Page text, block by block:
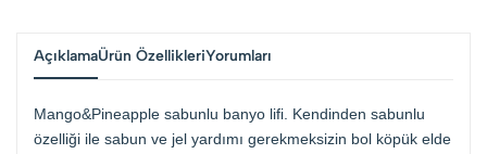
AçıklamaÜrün ÖzellikleriYorumları
Mango&Pineapple sabunlu banyo lifi. Kendinden sabunlu
özelliği ile sabun ve jel yardımı gerekmeksizin bol köpük elde